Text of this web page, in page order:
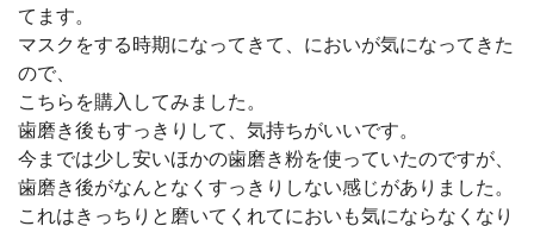
てます。
マスクをする時期になってきて、においが気になってきた
ので、
こちらを購入してみました。
歯磨き後もすっきりして、気持ちがいいです。
今までは少し安いほかの歯磨き粉を使っていたのですが、
歯磨き後がなんとなくすっきりしない感じがありました。
これはきっちりと磨いてくれてにおいも気にならなくなり